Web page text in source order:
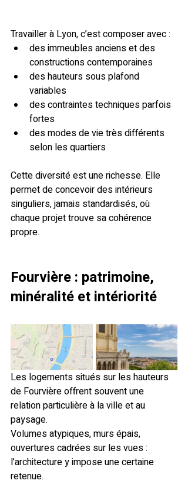
Travailler à Lyon, c’est composer avec :
des immeubles anciens et des
constructions contemporaines
des hauteurs sous plafond
variables
des contraintes techniques parfois
fortes
des modes de vie très différents
selon les quartiers
Cette diversité est une richesse. Elle
permet de concevoir des intérieurs
singuliers, jamais standardisés, où
chaque projet trouve sa cohérence
propre.
Fourvière : patrimoine,
minéralité et intériorité
Les logements situés sur les hauteurs
de Fourvière offrent souvent une
relation particulière à la ville et au
paysage.
Volumes atypiques, murs épais,
ouvertures cadrées sur les vues :
l’architecture y impose une certaine
retenue.